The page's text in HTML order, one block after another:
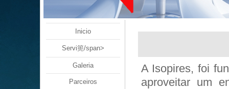
Inicio
Servi篼/span>
Galeria
Parceiros
A Isopires, foi
aproveitar um